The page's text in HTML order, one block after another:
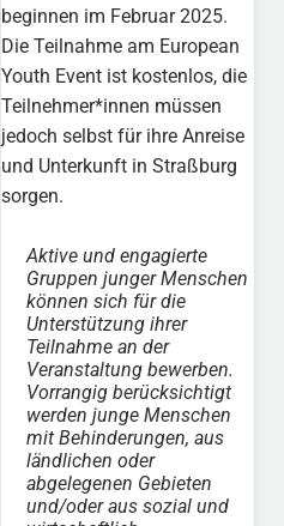
beginnen im Februar 2025.
Die Teilnahme am European
Youth Event ist kostenlos, die
Teilnehmer*innen müssen
jedoch selbst für ihre Anreise
und Unterkunft in Straßburg
sorgen.
Aktive und engagierte
Gruppen junger Menschen
können sich für die
Unterstützung ihrer
Teilnahme an der
Veranstaltung bewerben.
Vorrangig berücksichtigt
werden junge Menschen
mit Behinderungen, aus
ländlichen oder
abgelegenen Gebieten
und/oder aus sozial und